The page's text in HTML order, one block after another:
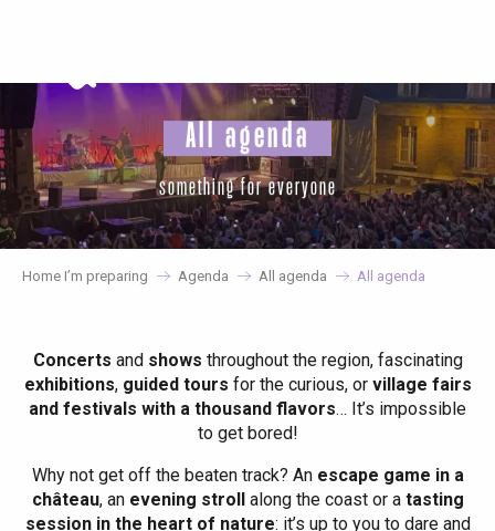
principal
All agenda
something for everyone
Home I’m preparing Agenda All agenda All agenda
Concerts and shows throughout the region, fascinating
exhibitions, guided tours for the curious, or village fairs
and festivals with a thousand flavors… It’s impossible
to get bored!
Why not get off the beaten track? Anescape game in a
château, anevening strollalong the coast or atasting
session in the heart of nature: it’s up to you to dare and